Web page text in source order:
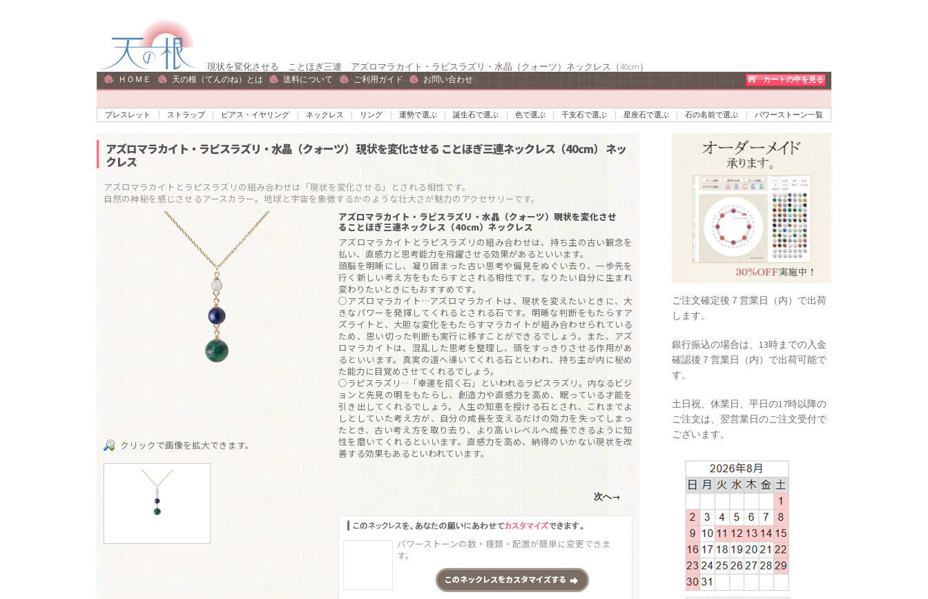
ー
シ
ョ
へ
ス
ッ
ン
ツ
へ
キ
ッ
現状を変化させる ことほぎ三連 アズロマラカイト・ラピスラズリ・水晶（クォーツ）ネックレス（40cm）
ＨＯＭＥ 天の根（てんのね）とは 送料について ご利用ガイド お問い合わせ カートの中を見る
ブレスレット ストラップ ピアス・イヤリング ネックレス リング 運勢で選ぶ 誕生石で選ぶ 色で選ぶ 干支石で選ぶ 星座石で選ぶ 石の名前で選ぶ パワーストーン一覧
アズロマラカイト・ラピスラズリ・水晶（クォーツ） 現状を変化させる ことほぎ三連ネックレス（40cm） ネッ
クレス
アズロマラカイトとラピスラズリの組み合わせは「現状を変化させる」とされる相性です。
クリックで画像を拡大できます。
アズロマラカイト・ラピスラズリ・水晶（クォーツ）現状を変化させ
ることほぎ三連ネックレス（40cm）ネックレス
アズロマラカイトとラピスラズリの組み合わせは、持ち主の古い観念を
払い、直感力と思考能力を飛躍させる効果があるといいます。
頭脳を明晰にし、凝り固まった古い思考や偏見をぬぐい去り、一歩先を
行く新しい考え方をもたらすとされる相性です。なりたい自分に生まれ
変わりたいときにもおすすめです。
○アズロマラカイト…アズロマラカイトは、現状を変えたいときに、大
きなパワーを発揮してくれるとされる石です。明晰な判断をもたらすア
ズライトと、大胆な変化をもたらすマラカイトが組み合わせられている
ため、思い切った判断も実行に移すことができるでしょう。また、アズ
ロマラカイトは、混乱した思考を整理し、頭をすっきりさせる作用があ
るといいます。真実の道へ導いてくれる石といわれ、持ち主が内に秘め
た能力に目覚めさせてくれるでしょう。
○ラピスラズリ…「幸運を招く石」といわれるラピスラズリ。内なるビジ
ョンと先見の明をもたらし、創造力や直感力を高め、眠っている才能を
引き出してくれるでしょう。人生の知恵を授ける石とされ、これまでよ
しとしていた考え方が、自分の成長を支えるだけの効力を失ってしまっ
たとき、古い考え方を取り去り、より高いレベルへ成長できるように知
性を磨いてくれるといいます。直感力を高め、納得のいかない現状を改
善する効果もあるといわれています。
次へ→
パワーストーンの数・種類・配置が簡単に変更できま
す。
このネックレスをカスタマイズする
ご注文確定後７営業日（内）で出荷
します。
銀行振込の場合は、13時までの入金
確認後７営業日（内）で出荷可能で
す。
土日祝、休業日、平日の17時以降の
ご注文は、翌営業日のご注文受付で
ございます。